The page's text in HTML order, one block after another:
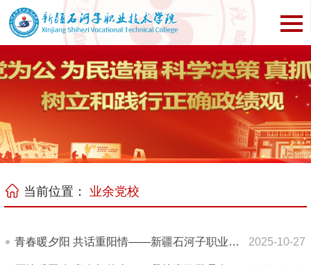
当前位置： 业余党校
青春暖夕阳 共话重阳情——新疆石河子职业技术学院团委组织青马班学员赴银龄长者公寓开展志愿服务活动 2025-10-27